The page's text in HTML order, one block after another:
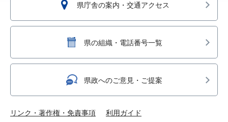
県庁舎の案内・交通アクセス
県の組織・電話番号一覧
県政へのご意見・ご提案
リンク・著作権・免責事項 利用ガイド